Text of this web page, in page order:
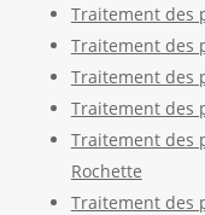
Traitement des
Traitement des
Traitement des
Traitement des
Traitement des
Rochette
Traitement des